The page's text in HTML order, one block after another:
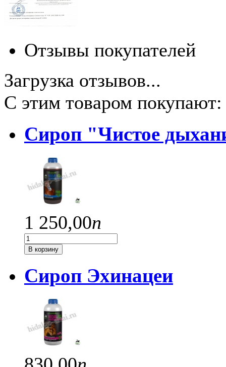
Отзывы покупателей
Загрузка отзывов...
С этим товаром покупают:
Сироп "Чистое
1 250,00п
В корзину
Сироп Эхинацеи